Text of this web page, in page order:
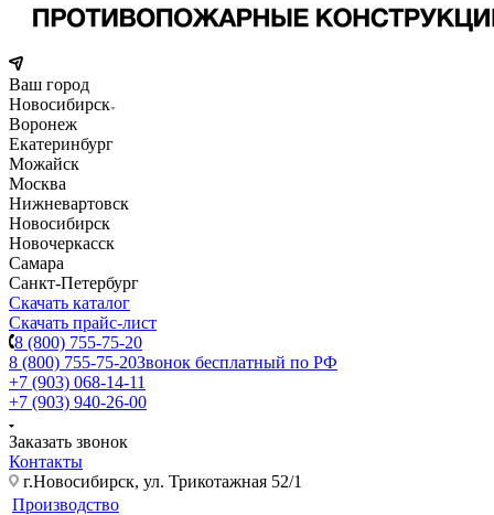
Ваш город
Новосибирск
Воронеж
Екатеринбург
Можайск
Москва
Нижневартовск
Новосибирск
Новочеркасск
Самара
Санкт-Петербург
Скачать каталог
Скачать прайс-лист
8 (800) 755-75-20
8 (800) 755-75-20Звонок бесплатный по РФ
+7 (903) 068-14-11
+7 (903) 940-26-00
Заказать звонок
Контакты
г.Новосибирск, ул. Трикотажная 52/1
Производство